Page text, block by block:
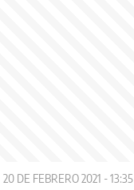
20 DE FEBRERO 2021 - 13:35